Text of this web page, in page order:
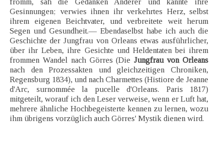
Gesinnungen; verwies ihnen ihr verkehrtes Herz, selbst
ihrem eigenen Beichtvater, und verbreitete weit herum
Segen und Gesundheit.— Ebendaselbst habe ich auch die
Geschichte der Jungfrau von Orleans etwas ausführlicher,
über ihr Leben, ihre Gesichte und Heldentaten bei ihrem
frommen Wandel nach Görres (DieJungfrau von Orleans
nach den Prozessakten und gleichzeitigen Chroniken,
Regensburg 1834), und nach Charmettes (Histiore de Jeanne
d'Arc, surnommée la pucelle d'Orleans. Paris 1817)
mitgeteilt, worauf ich den Leser verweise, wenn er Luft hat,
mehrere ähnliche Hochbegeisterte kennen zu lernen, wozu
ihm übrigens vorzüglich auch Görres' Mystik dienen wird.